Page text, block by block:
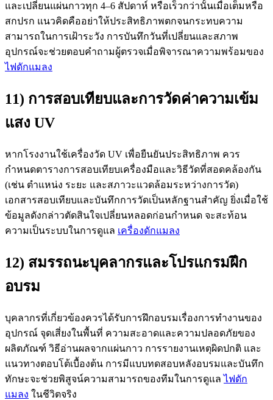
และเปลี่ยนแผ่นกาวทุก 4–6 สัปดาห์ หรือเร็วกว่านั้นเมื่อเต็มหรือ
สกปรก แนวคิดคืออย่าให้ประสิทธิภาพตกจนกระทบความ
สามารถในการเฝ้าระวัง การบันทึกวันที่เปลี่ยนและสภาพ
อุปกรณ์จะช่วยตอบคำถามผู้ตรวจเมื่อพิจารณาความพร้อมของ
ไฟดักแมลง
11) การสอบเทียบและการวัดค่าความเข้ม
แสง UV
หากโรงงานใช้เครื่องวัด UV เพื่อยืนยันประสิทธิภาพ ควร
กำหนดตารางการสอบเทียบเครื่องมือและวิธีวัดที่สอดคล้องกัน
(เช่น ตำแหน่ง ระยะ และสภาวะแวดล้อมระหว่างการวัด)
เอกสารสอบเทียบและบันทึกการวัดเป็นหลักฐานสำคัญ ยิ่งเมื่อใช้
ข้อมูลดังกล่าวตัดสินใจเปลี่ยนหลอดก่อนกำหนด จะสะท้อน
ความเป็นระบบในการดูแล เครื่องดักแมลง
12) สมรรถนะบุคลากรและโปรแกรมฝึก
อบรม
บุคลากรที่เกี่ยวข้องควรได้รับการฝึกอบรมเรื่องการทำงานของ
อุปกรณ์ จุดเสี่ยงในพื้นที่ ความสะอาดและความปลอดภัยของ
ผลิตภัณฑ์ วิธีอ่านผลจากแผ่นกาว การรายงานเหตุผิดปกติ และ
แนวทางตอบโต้เบื้องต้น การมีแบบทดสอบหลังอบรมและบันทึก
ทักษะจะช่วยพิสูจน์ความสามารถของทีมในการดูแลไฟดัก
แมลง ในชีวิตจริง